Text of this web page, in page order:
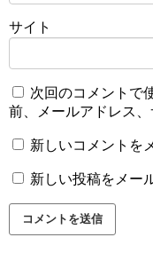
サイト
次回のコメントで
前、メールアドレス、
新しいコメントを
新しい投稿をメー